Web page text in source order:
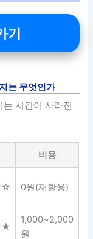
기
는 무엇인가
시간이 사라진
비용
0원(재활용)
1,000~2,000
원